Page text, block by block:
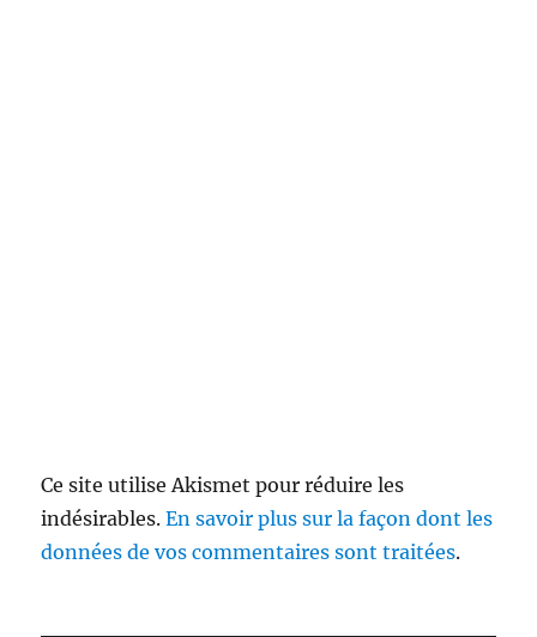
Ce site utilise Akismet pour réduire les
indésirables.En savoir plus sur la façon dont les
données de vos commentaires sont traitées.